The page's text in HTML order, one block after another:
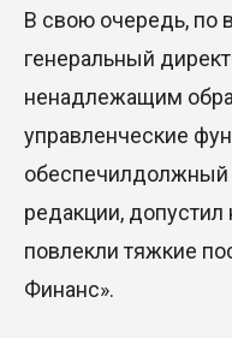
В свою очередь, по
генеральный
ненадлежащим
управленческие
обеспечилдолжный
редакции,
повлекли тяжкие
Финанс».